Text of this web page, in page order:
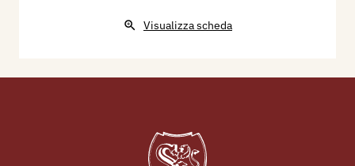
Visualizza scheda